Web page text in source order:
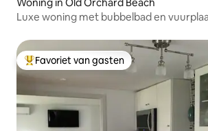
Luxe woning met bubbelbad en
Topfavoriet van gasten
Favoriet van gasten